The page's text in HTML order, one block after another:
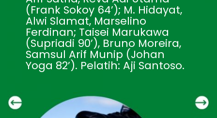
(Frank Sokoy 64’); M. Hidayat,
Alwi Slamat, Marselino
Ferdinan; Taisei Marukawa
(Supriadi 90’), Bruno Moreira,
Samsul Arif Munip (Johan
Yoga 82’). Pelatih: Aji Santoso.